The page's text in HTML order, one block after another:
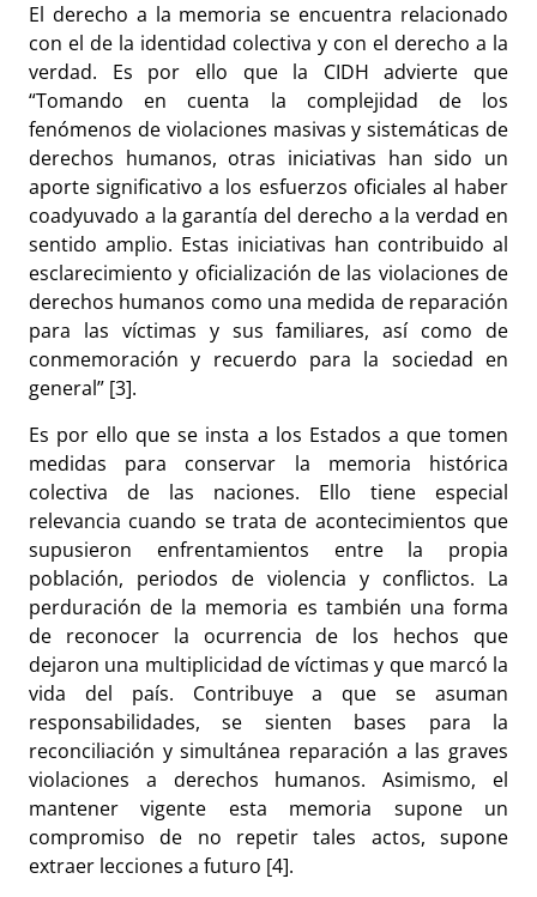
El derecho a la memoria se encuentra relacionado
con el de la identidad colectiva y con el derecho a la
verdad. Es por ello que la CIDH advierte que
“Tomando en cuenta la complejidad de los
fenómenos de violaciones masivas y sistemáticas de
derechos humanos, otras iniciativas han sido un
aporte significativo a los esfuerzos oficiales al haber
coadyuvado a la garantía del derecho a la verdad en
sentido amplio. Estas iniciativas han contribuido al
esclarecimiento y oficialización de las violaciones de
derechos humanos como una medida de reparación
para las víctimas y sus familiares, así como de
conmemoración y recuerdo para la sociedad en
general” [3].
Es por ello que se insta a los Estados a que tomen
medidas para conservar la memoria histórica
colectiva de las naciones. Ello tiene especial
relevancia cuando se trata de acontecimientos que
supusieron enfrentamientos entre la propia
población, periodos de violencia y conflictos. La
perduración de la memoria es también una forma
de reconocer la ocurrencia de los hechos que
dejaron una multiplicidad de víctimas y que marcó la
vida del país. Contribuye a que se asuman
responsabilidades, se sienten bases para la
reconciliación y simultánea reparación a las graves
violaciones a derechos humanos. Asimismo, el
mantener vigente esta memoria supone un
compromiso de no repetir tales actos, supone
extraer lecciones a futuro [4].